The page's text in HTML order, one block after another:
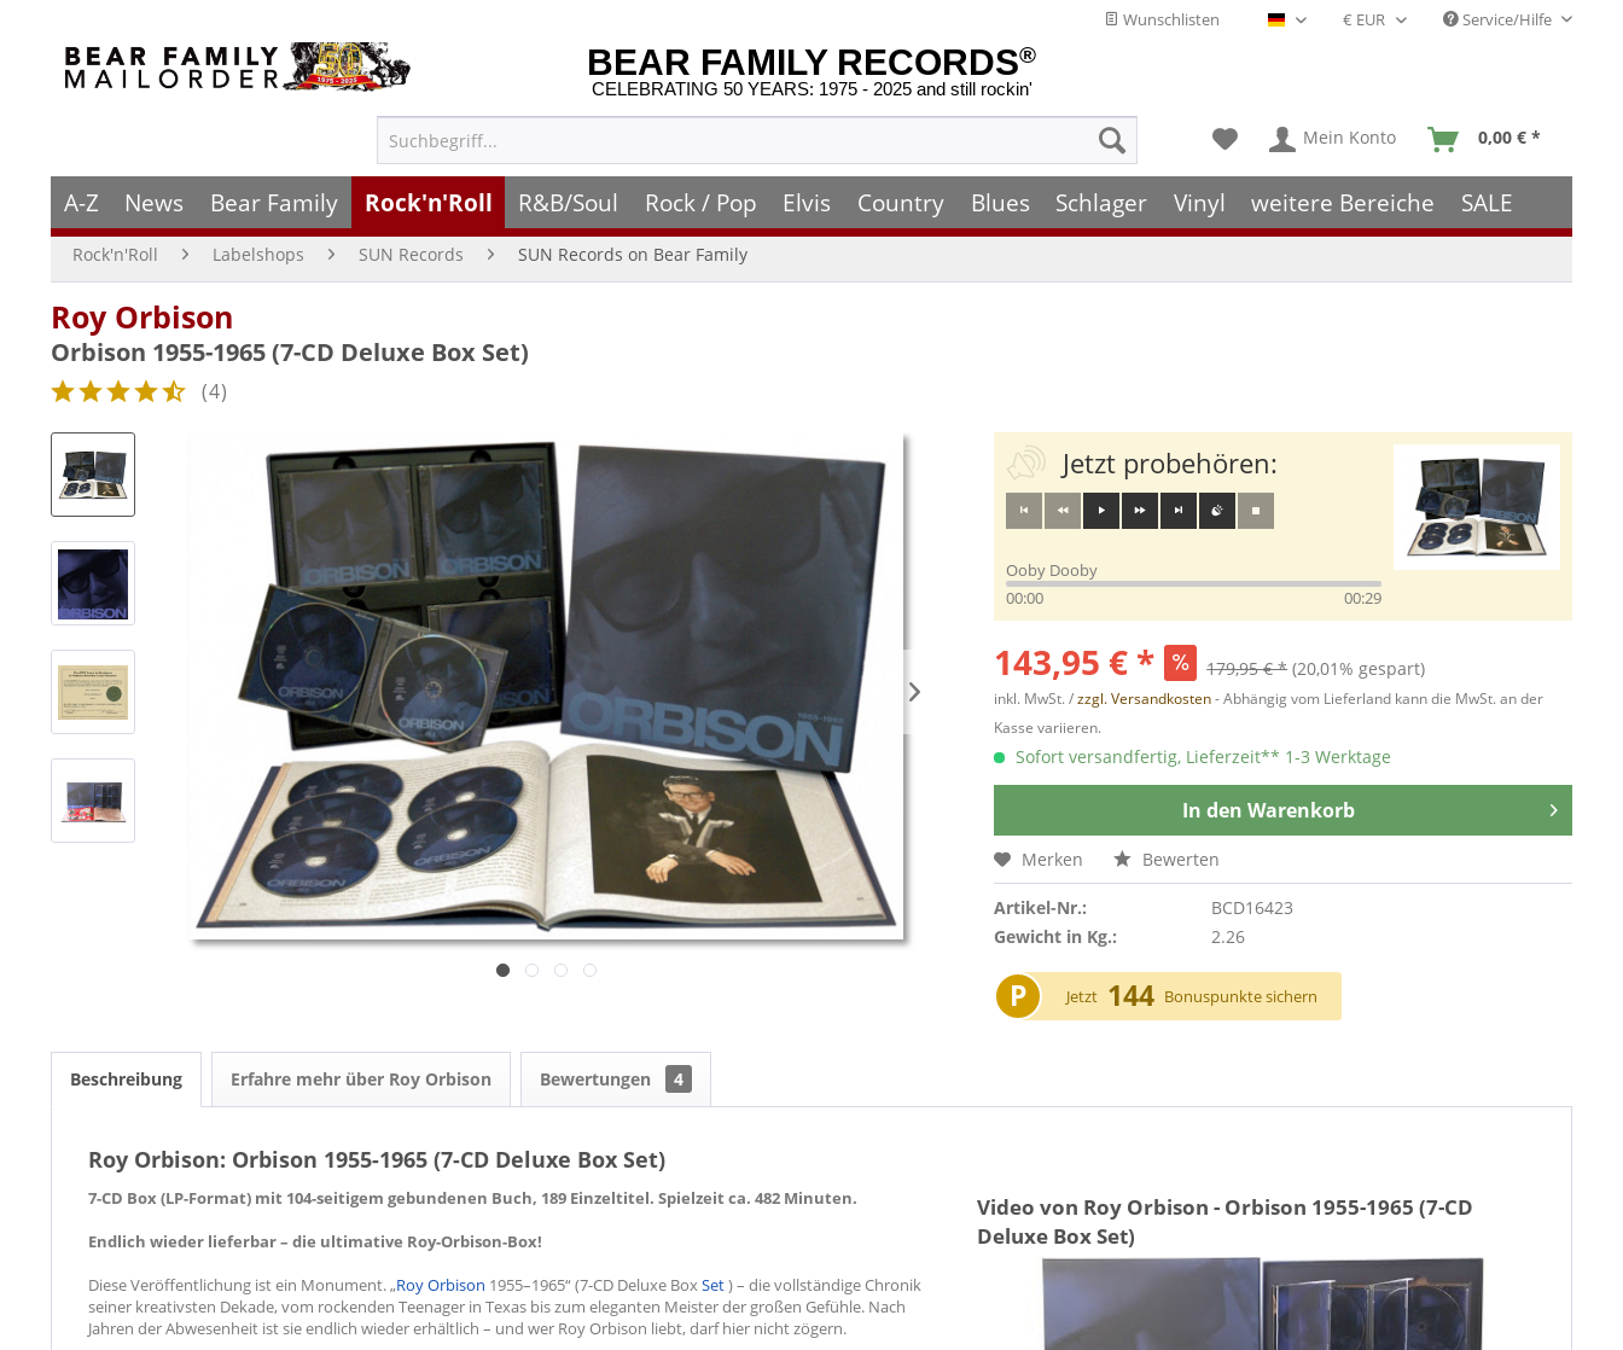
Wunschlisten Deutsch - DE Service/Hilfe
BEAR FAMILY RECORDS®
CELEBRATING 50 YEARS: 1975 - 2025 and still rockin'
Mein Konto 0,00 € *
A-Z News Bear Family Rock'n'Roll R&B/Soul Rock / Pop Elvis Country Blues Schlager Vinyl weitere Bereiche SALE
Rock'n'Roll Labelshops SUN Records SUN Records on Bear Family
Roy Orbison
Orbison 1955-1965 (7-CD Deluxe Box Set)
(4)
Jetzt probehören:
Ooby Dooby
00:00
00:29
143,95 € * 179,95 € * (20,01% gespart)
inkl. MwSt. /zzgl. Versandkosten- Abhängig vom Lieferland kann die MwSt. an der
Kasse variieren.
Sofort versandfertig, Lieferzeit** 1-3 Werktage
In den Warenkorb
Merken Bewerten
Artikel-Nr.:
BCD16423
Gewicht in Kg.:
2.26
P Jetzt 144 Bonuspunkte sichern
Beschreibung Erfahre mehr über Roy Orbison Bewertungen 4
Roy Orbison: Orbison 1955-1965 (7-CD Deluxe Box Set)
7-CD Box (LP-Format) mit 104-seitigem gebundenen Buch, 189 Einzeltitel. Spielzeit ca. 482 Minuten.
Endlich wieder lieferbar – die ultimative Roy-Orbison-Box!
Diese Veröffentlichung ist ein Monument. „Roy Orbison 1955–1965“ (7-CD Deluxe BoxSet) – die vollständige Chronik
seiner kreativsten Dekade, vom rockenden Teenager in Texas bis zum eleganten Meister der großen Gefühle. Nach
Jahren der Abwesenheit ist sie endlich wieder erhältlich – und wer Roy Orbison liebt, darf hier nicht zögern.
Video von Roy Orbison - Orbison 1955-1965 (7-CD
Deluxe Box Set)